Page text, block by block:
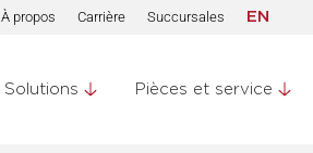
À propos Carrière Succursales EN
Solutions Pièces et service